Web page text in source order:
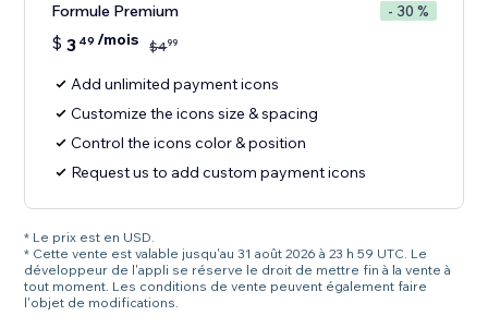
Formule Premium - 30 %
$ 3 49 /mois $499
Add unlimited payment icons
Customize the icons size & spacing
Control the icons color & position
Request us to add custom payment icons
* Le prix est en USD.
* Cette vente est valable jusqu'au 31 août 2026 à 23 h 59 UTC. Le
développeur de l'appli se réserve le droit de mettre fin à la vente à
tout moment. Les conditions de vente peuvent également faire
l'objet de modifications.